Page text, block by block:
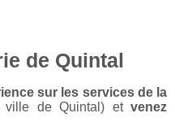
de Quintal
sur les services de la
de Quintal) et venez